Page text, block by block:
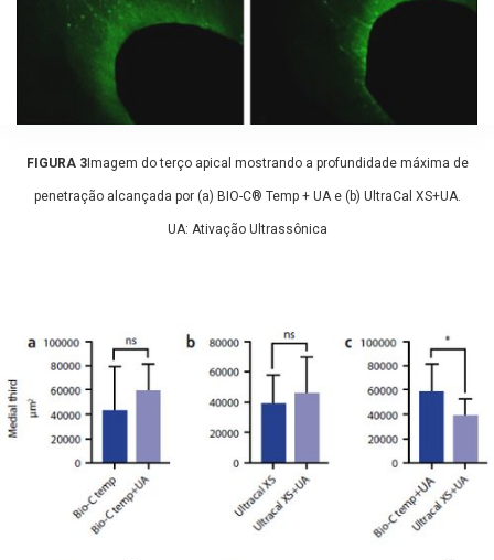
FIGURA 3Imagem do terço apical mostrando a profundidade máxima de
penetração alcançada por (a) BIO-C® Temp + UA e (b) UltraCal XS+UA.
UA: Ativação Ultrassônica